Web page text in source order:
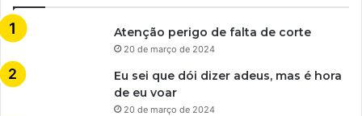
Atenção perigo de falta de corte
20 de março de 2024
Eu sei que dói dizer adeus, mas é hora
de eu voar
20 de março de 2024